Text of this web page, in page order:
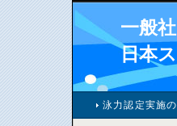
一般
日本
泳力認定実施